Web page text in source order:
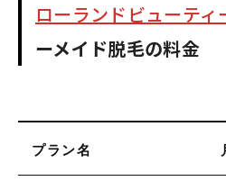
ローランドビューティ
ーメイド脱毛の料金
プラン名